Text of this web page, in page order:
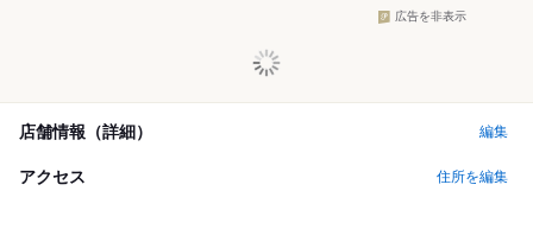
広告を非表示
店舗情報（詳細） 編集
アクセス 住所を編集